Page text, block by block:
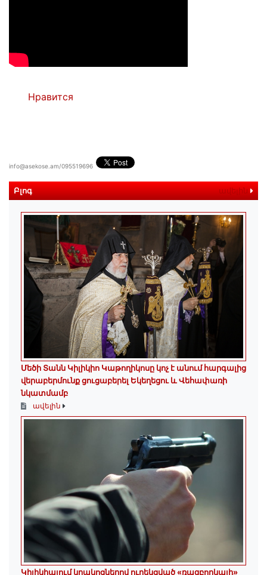
Нравится
info@asekose.am/095519696
Բլոգ ավելին
Մեծի Տանն Կիլիկիո Կաթողիկոսը կոչ է անում հարգալից
վերաբերմունք ցուցաբերել Եկեղեցու և Վեհափառի
նկատմամբ
ավելին
Կիլիկիայում կրակոցներով ուղեկցված «ռազբորկայի»